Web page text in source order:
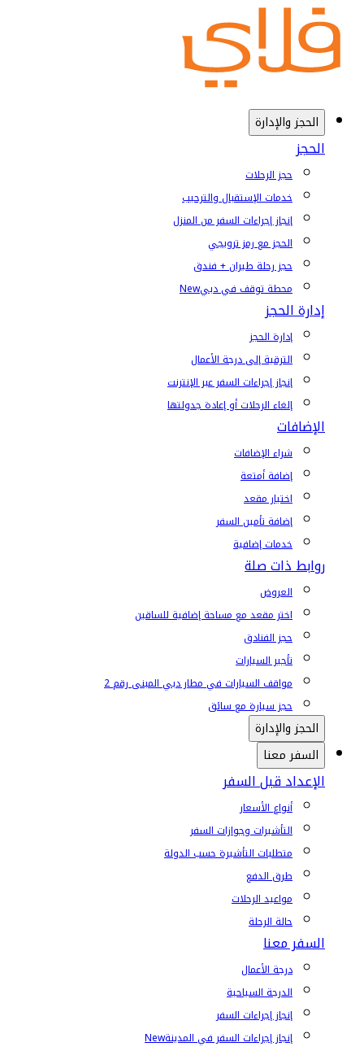
الحجز والإدارة
الحجز
حجز الرحلات
خدمات الإستقبال والترحيب
إنجاز إجراءات السفر من المنزل
الحجز مع رمز ترويجي
حجز رحلة طيران + فندق
محطة توقف في دبيNew
إدارة الحجز
إدارة الحجز
الترقية إلى درجة الأعمال
إنجاز إجراءات السفر عبر الإنترنت
إلغاء الرحلات أو إعادة جدولتها
الإضافات
شراء الإضافات
إضافة أمتعة
اختيار مقعد
إضافة تأمين السفر
خدمات إضافية
روابط ذات صلة
العروض
اختر مقعد مع مساحة إضافية للساقين
حجز الفنادق
تأجير السيارات
مواقف السيارات في مطار دبي المبنى رقم 2
حجز سيارة مع سائق
الحجز والإدارة
السفر معنا
الإعداد قبل السفر
أنواع الأسعار
التأشيرات وجوازات السفر
متطلبات التأشيرة حسب الدولة
طرق الدفع
مواعيد الرحلات
حالة الرحلة
السفر معنا
درجة الأعمال
الدرجة السياحية
إنجاز إجراءات السفر
إنجاز إجراءات السفر في المدينةNew